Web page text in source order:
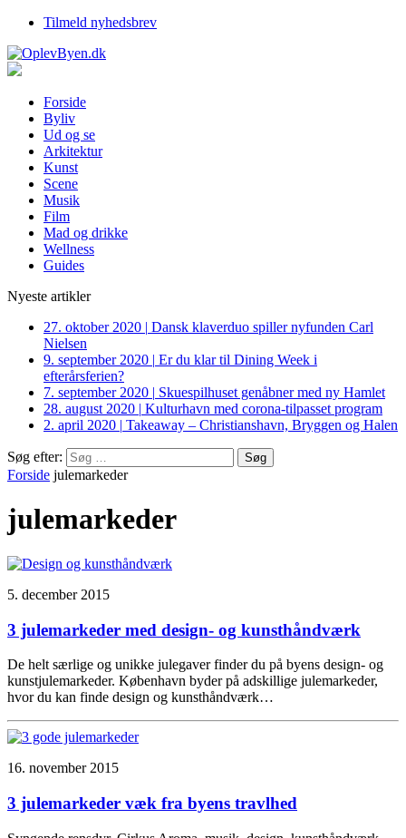
Tilmeld nyhedsbrev
Forside
Byliv
Ud og se
Arkitektur
Kunst
Scene
Musik
Film
Mad og drikke
Wellness
Guides
Nyeste artikler
27. oktober 2020 | Dansk klaverduo spiller nyfunden Carl
Nielsen
9. september 2020 | Er du klar til Dining Week i
efterårsferien?
7. september 2020 | Skuespilhuset genåbner med ny Hamlet
28. august 2020 | Kulturhavn med corona-tilpasset program
2. april 2020 | Takeaway – Christianshavn, Bryggen og Halen
Søg efter:
Forside julemarkeder
julemarkeder
5. december 2015
3 julemarkeder med design- og kunsthåndværk
De helt særlige og unikke julegaver finder du på byens design- og
kunstjulemarkeder. København byder på adskillige julemarkeder,
hvor du kan finde design og kunsthåndværk…
16. november 2015
3 julemarkeder væk fra byens travlhed